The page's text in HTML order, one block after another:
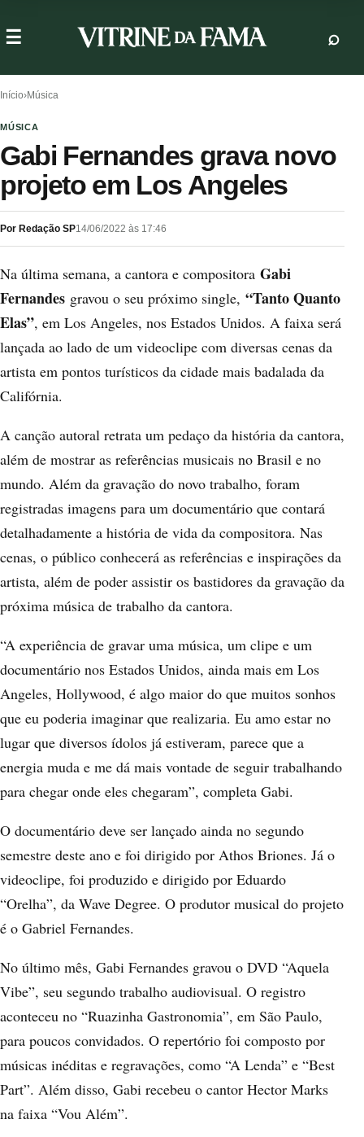
Início›Música
MÚSICA
Gabi Fernandes grava novo
projeto em Los Angeles
Por Redação SP14/06/2022 às 17:46
Na última semana, a cantora e compositora Gabi
Fernandes gravou o seu próximo single, “Tanto Quanto
Elas”, em Los Angeles, nos Estados Unidos. A faixa será
lançada ao lado de um videoclipe com diversas cenas da
artista em pontos turísticos da cidade mais badalada da
Califórnia.
A canção autoral retrata um pedaço da história da cantora,
além de mostrar as referências musicais no Brasil e no
mundo. Além da gravação do novo trabalho, foram
registradas imagens para um documentário que contará
detalhadamente a história de vida da compositora. Nas
cenas, o público conhecerá as referências e inspirações da
artista, além de poder assistir os bastidores da gravação da
próxima música de trabalho da cantora.
“A experiência de gravar uma música, um clipe e um
documentário nos Estados Unidos, ainda mais em Los
Angeles, Hollywood, é algo maior do que muitos sonhos
que eu poderia imaginar que realizaria. Eu amo estar no
lugar que diversos ídolos já estiveram, parece que a
energia muda e me dá mais vontade de seguir trabalhando
para chegar onde eles chegaram”, completa Gabi.
O documentário deve ser lançado ainda no segundo
semestre deste ano e foi dirigido por Athos Briones. Já o
videoclipe, foi produzido e dirigido por Eduardo
“Orelha”, da Wave Degree. O produtor musical do projeto
é o Gabriel Fernandes.
No último mês, Gabi Fernandes gravou o DVD “Aquela
Vibe”, seu segundo trabalho audiovisual. O registro
aconteceu no “Ruazinha Gastronomia”, em São Paulo,
para poucos convidados. O repertório foi composto por
músicas inéditas e regravações, como “A Lenda” e “Best
Part”. Além disso, Gabi recebeu o cantor Hector Marks
na faixa “Vou Além”.